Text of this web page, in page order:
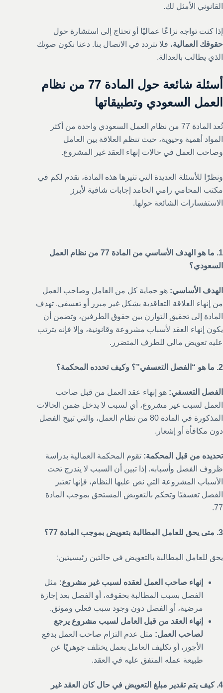
القانوني الأمثل لك.
إذا كنت تواجه نزاعًا عماليًا أو تحتاج إلى استشارة حول
حقوقك العمالية، فلا تتردد في الاتصال بنا. دعنا نكون صوتك
الذي يطالب بالعدالة.
أسئلة شائعة حول المادة 77 من نظام
العمل السعودي وتطبيقاتها
تُعد المادة 77 من نظام العمل السعودي واحدة من أكثر
المواد أهمية وحيوية، حيث تنظم العلاقة بين العامل
وصاحب العمل في حالات إنهاء العقد غير المشروع.
ونظرًا للأسئلة العديدة التي تثيرها هذه المادة، نقدم لكم في
مكتب المحامي رامي الحامد إجابات شافية لأبرز
الاستفسارات الشائعة حولها.
1. ما هو الهدف الأساسي من المادة 77 من نظام العمل
السعودي؟
الهدف الأساسي: هو حماية كل من العامل وصاحب العمل
من إنهاء العلاقة التعاقدية بشكل غير مبرر أو تعسفي. تهدف
المادة إلى تحقيق التوازن بين حقوق الطرفين، وتضمن أن
يكون إنهاء العقد لأسباب مشروعة وقانونية، وإلا فإنه يترتب
عليه تعويض مالي للطرف المتضرر.
2. ما هو “الفصل التعسفي”؟ وكيف تحدده المحكمة؟
الفصل التعسفي: هو إنهاء عقد العمل من قبل صاحب
العمل لسبب غير مشروع، أي لسبب لا يدخل ضمن الحالات
المذكورة في المادة 80 من نظام العمل، والتي تبيح الفصل
دون مكافأة أو إشعار.
تحديده من قبل المحكمة: تقوم المحكمة العمالية بدراسة
ظروف الفصل وأسبابه. إذا تبين أن السبب لا يندرج تحت
الأسباب المشروعة التي نص عليها النظام، فإنها تعتبر
الفصل تعسفيًا وتحكم بالتعويض المستحق بموجب المادة
77.
3. متى يحق للعامل المطالبة بتعويض بموجب المادة 77؟
يحق للعامل المطالبة بالتعويض في حالتين رئيسيتين:
إنهاء صاحب العمل لعقده لسبب غير مشروع: مثل
الفصل بسبب المطالبة بحقوقه، أو الفصل بعد إجازة
مرضية، أو الفصل دون وجود سبب فعلي وموثق.
إنهاء العقد من قبل العامل لسبب مشروع يرجع
لصاحب العمل: مثل عدم التزام صاحب العمل بدفع
الأجور، أو تكليف العامل بعمل يختلف جوهريًا عن
طبيعة عمله المتفق عليه في العقد.
4. كيف يتم تقدير مبلغ التعويض في حال كان العقد غير